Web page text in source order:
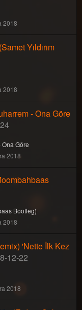
2018
Yıldırım
2018
- Ona Göre
Göre
2018
Bootleg)
2018
'Nette İlk Kez
12-22
2018